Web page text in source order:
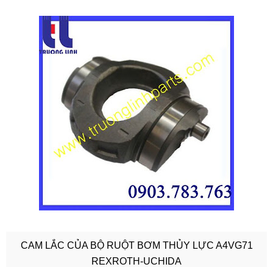
CAM LẮC CỦA BỘ RUỘT BƠM THỦY LỰC A4VG71
REXROTH-UCHIDA